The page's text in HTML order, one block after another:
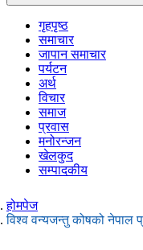
गृहपृष्ठ
समाचार
जापान समाचार
पर्यटन
अर्थ
विचार
समाज
प्रवास
मनोरन्जन
खेलकुद
सम्पादकीय
होमपेज
विश्व वन्यजन्तु कोषको नेपाल